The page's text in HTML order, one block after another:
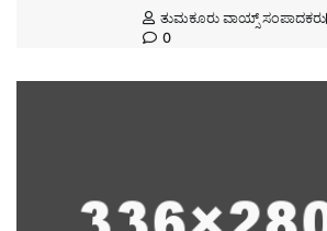
ತುಮಕೂರು ವಾಯ್ಸ್ ಸಂಪಾದಕರು
0